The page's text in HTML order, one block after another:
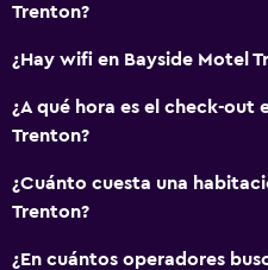
Trenton?
¿Hay wifi en Bayside Motel
¿A qué hora es el check-out
Trenton?
¿Cuánto cuesta una
Trenton?
¿En cuántos operadores